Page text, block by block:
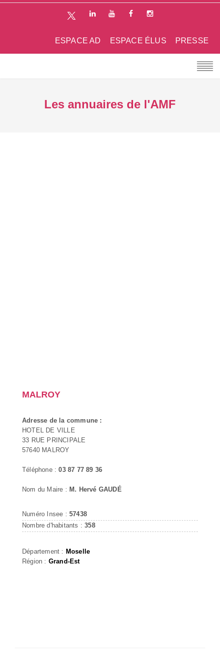
PRESSE
ESPACE ÉLUS
ESPACE AD
Les annuaires de l'AMF
MALROY
Adresse de la commune :
HOTEL DE VILLE
33 RUE PRINCIPALE
57640 MALROY
Téléphone :03 87 77 89 36
Nom du Maire : M. Hervé GAUDÉ
Numéro Insee : 57438
Nombre d'habitants :358
Département : Moselle
Région : Grand-Est